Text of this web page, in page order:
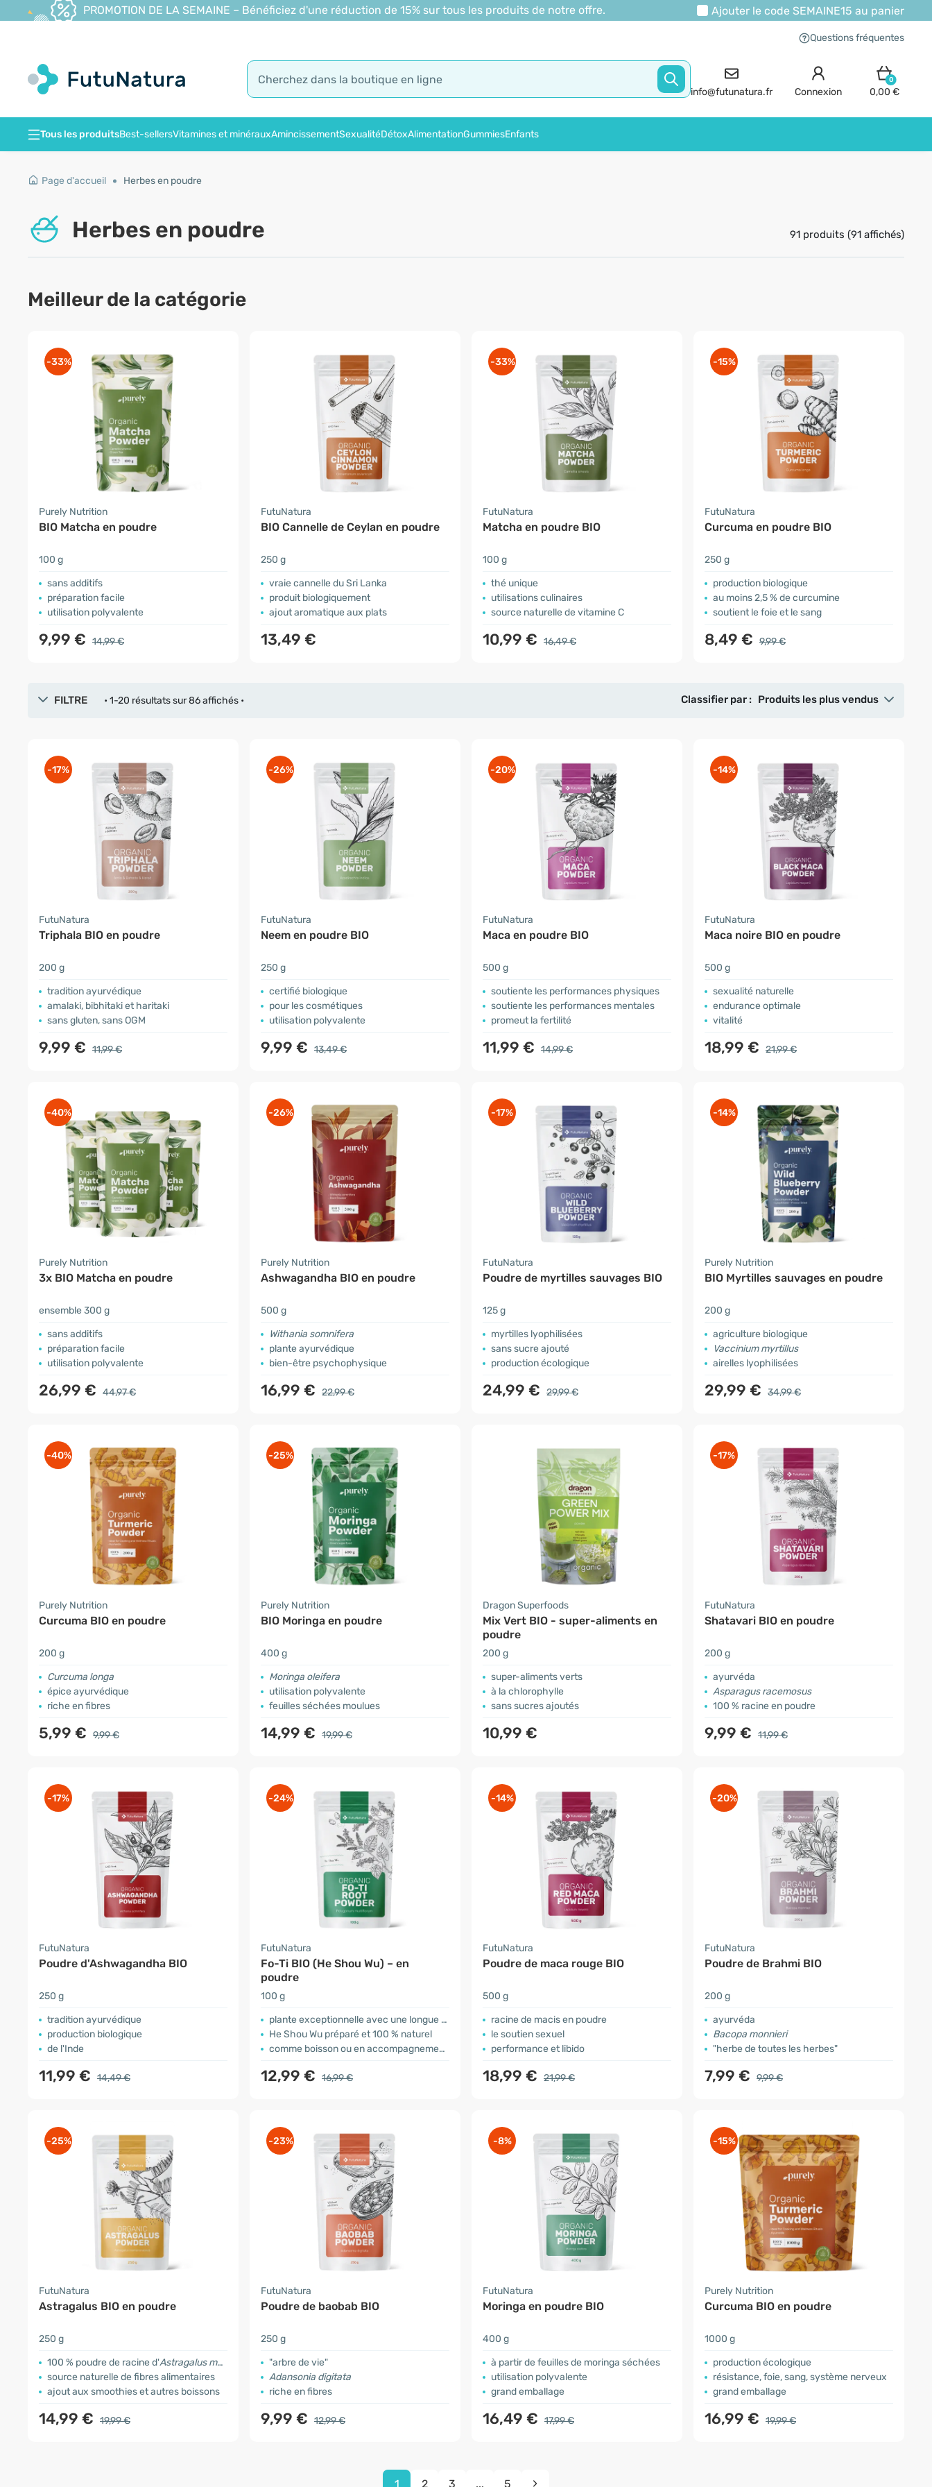
PROMOTION DE LA SEMAINE – Bénéficiez d'une réduction de 15% sur tous les produits de notre offre. Ajouter le code SEMAINE15 au panier
Questions fréquentes
info@futunatura.fr Connexion
0
0,00 €
Tous les produitsBest-sellersVitamines et minérauxAmincissementSexualitéDétoxAlimentationGummiesEnfants
Page d'accueil Herbes en poudre
Herbes en poudre 91 produits (91 affichés)
Meilleur de la catégorie
-33%
Purely Nutrition
BIO Matcha en poudre
100 g
sans additifs
préparation facile
utilisation polyvalente
9,99 € 14,99 €
FutuNatura
BIO Cannelle de Ceylan en poudre
250 g
vraie cannelle du Sri Lanka
produit biologiquement
ajout aromatique aux plats
13,49 €
-33%
FutuNatura
Matcha en poudre BIO
100 g
thé unique
utilisations culinaires
source naturelle de vitamine C
10,99 € 16,49 €
-15%
FutuNatura
Curcuma en poudre BIO
250 g
production biologique
au moins 2,5 % de curcumine
soutient le foie et le sang
8,49 € 9,99 €
FILTRE • 1-20 résultats sur 86 affichés • Classifier par : Produits les plus vendus
-17%
FutuNatura
Triphala BIO en poudre
200 g
tradition ayurvédique
amalaki, bibhitaki et haritaki
sans gluten, sans OGM
9,99 € 11,99 €
-26%
FutuNatura
Neem en poudre BIO
250 g
certifié biologique
pour les cosmétiques
utilisation polyvalente
9,99 € 13,49 €
-20%
FutuNatura
Maca en poudre BIO
500 g
soutiente les performances physiques
soutiente les performances mentales
promeut la fertilité
11,99 € 14,99 €
-14%
FutuNatura
Maca noire BIO en poudre
500 g
sexualité naturelle
endurance optimale
vitalité
18,99 € 21,99 €
-40%
Purely Nutrition
3x BIO Matcha en poudre
ensemble 300 g
sans additifs
préparation facile
utilisation polyvalente
26,99 € 44,97 €
-26%
Purely Nutrition
Ashwagandha BIO en poudre
500 g
Withania somnifera
plante ayurvédique
bien-être psychophysique
16,99 € 22,99 €
-17%
FutuNatura
Poudre de myrtilles sauvages BIO
125 g
myrtilles lyophilisées
sans sucre ajouté
production écologique
24,99 € 29,99 €
-14%
Purely Nutrition
BIO Myrtilles sauvages en poudre
200 g
agriculture biologique
Vaccinium myrtillus
airelles lyophilisées
29,99 € 34,99 €
-40%
Purely Nutrition
Curcuma BIO en poudre
200 g
Curcuma longa
épice ayurvédique
riche en fibres
5,99 € 9,99 €
-25%
Purely Nutrition
BIO Moringa en poudre
400 g
Moringa oleifera
utilisation polyvalente
feuilles séchées moulues
14,99 € 19,99 €
Dragon Superfoods
Mix Vert BIO - super-aliments en
poudre
200 g
super-aliments verts
à la chlorophylle
sans sucres ajoutés
10,99 €
-17%
FutuNatura
Shatavari BIO en poudre
200 g
ayurvéda
Asparagus racemosus
100 % racine en poudre
9,99 € 11,99 €
-17%
FutuNatura
Poudre d'Ashwagandha BIO
250 g
tradition ayurvédique
production biologique
de l'Inde
11,99 € 14,49 €
-24%
FutuNatura
Fo-Ti BIO (He Shou Wu) – en
poudre
100 g
plante exceptionnelle avec une longue tradition d'utilisation
He Shou Wu préparé et 100 % naturel
comme boisson ou en accompagnement lors d'un plat
12,99 € 16,99 €
-14%
FutuNatura
Poudre de maca rouge BIO
500 g
racine de macis en poudre
le soutien sexuel
performance et libido
18,99 € 21,99 €
-20%
FutuNatura
Poudre de Brahmi BIO
200 g
ayurvéda
Bacopa monnieri
"herbe de toutes les herbes"
7,99 € 9,99 €
-25%
FutuNatura
Astragalus BIO en poudre
250 g
100 % poudre de racine d'Astragalus membranaceus
source naturelle de fibres alimentaires
ajout aux smoothies et autres boissons
14,99 € 19,99 €
-23%
FutuNatura
Poudre de baobab BIO
250 g
"arbre de vie"
Adansonia digitata
riche en fibres
9,99 € 12,99 €
-8%
FutuNatura
Moringa en poudre BIO
400 g
à partir de feuilles de moringa séchées
utilisation polyvalente
grand emballage
16,49 € 17,99 €
-15%
Purely Nutrition
Curcuma BIO en poudre
1000 g
production écologique
résistance, foie, sang, système nerveux
grand emballage
16,99 € 19,99 €
1 2 3 ... 5